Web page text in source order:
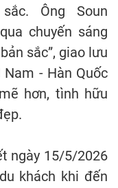
Ông Soun
chuyến sáng
sắc”, giao lưu
- Hàn Quốc
hơn, tình hữu
ngày 15/5/2026
khách khi đến